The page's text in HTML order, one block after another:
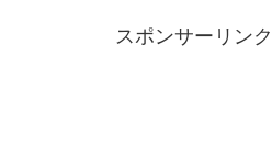
スポンサーリンク